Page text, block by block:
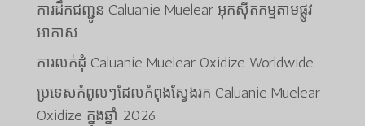
ការដឹកជញ្ជូន Caluanie Muelear អុកស៊ីតកម្មតាមផ្លូវ
អាកាស
ការលក់ដុំ Caluanie Muelear Oxidize Worldwide
ប្រទេសកំពូលៗដែលកំពុងស្វែងរក Caluanie Muelear
Oxidize ក្នុងឆ្នាំ 2026